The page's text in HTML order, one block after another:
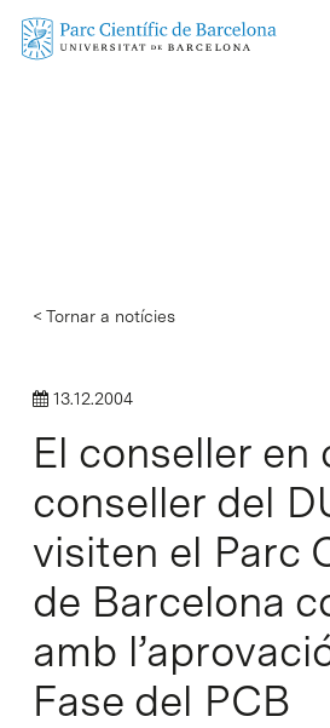
Skip
< Tornar a notícies
13.12.2004
El conseller en
conseller del
visiten el Parc
de Barcelona
amb
Fase del PCB